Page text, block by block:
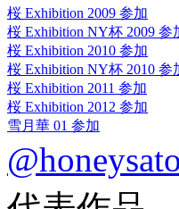
桜 Exhibition 2009 参加
桜 Exhibition NY杯 2009 参
桜 Exhibition 2010 参加
桜 Exhibition NY杯 2010 参
桜 Exhibition 2011 参加
桜 Exhibition 2012 参加
雪月華 01 参加